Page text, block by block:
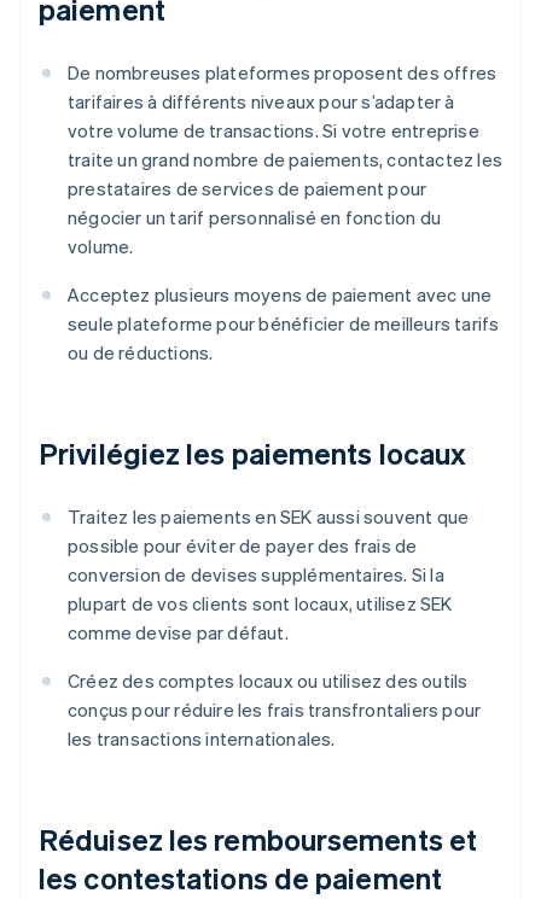
paiement
De nombreuses plateformes proposent des offres
tarifaires à différents niveaux pour s’adapter à
votre volume de transactions. Si votre entreprise
traite un grand nombre de paiements, contactez les
prestataires de services de paiement pour
négocier un tarif personnalisé en fonction du
volume.
Acceptez plusieurs moyens de paiement avec une
seule plateforme pour bénéficier de meilleurs tarifs
ou de réductions.
Privilégiez les paiements locaux
Traitez les paiements en SEK aussi souvent que
possible pour éviter de payer des frais de
conversion de devises supplémentaires. Si la
plupart de vos clients sont locaux, utilisez SEK
comme devise par défaut.
Créez des comptes locaux ou utilisez des outils
conçus pour réduire les frais transfrontaliers pour
les transactions internationales.
Réduisez les remboursements et
les contestations de paiement